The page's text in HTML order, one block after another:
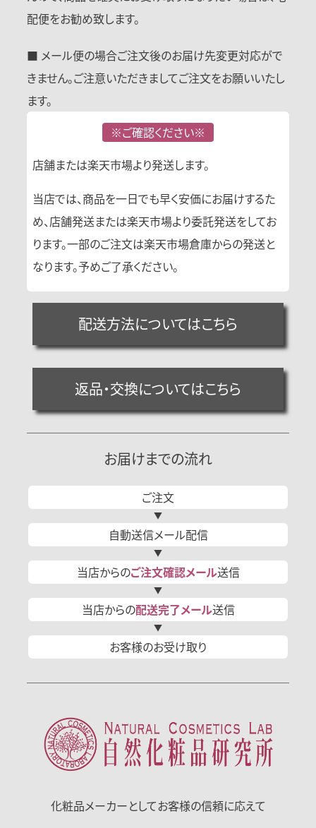
配便をお勧め致します。
■ メール便の場合ご注文後のお届け先変更対応がで
きません。ご注意いただきましてご注文をお願いいたし
ます。
※ご確認ください※
店舗または楽天市場より発送します。
当店では、商品を一日でも早く安価にお届けするた
め、店舗発送または楽天市場より委託発送をしてお
ります。一部のご注文は楽天市場倉庫からの発送と
なります。予めご了承ください。
配送方法についてはこちら
返品・交換についてはこちら
お届けまでの流れ
ご注文
自動送信メール配信
当店からのご注文確認メール送信
当店からの配送完了メール送信
お客様のお受け取り
化粧品メーカーとしてお客様の信頼に応えて